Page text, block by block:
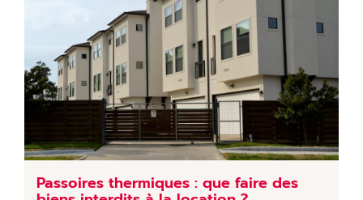
Passoires thermiques : que faire des